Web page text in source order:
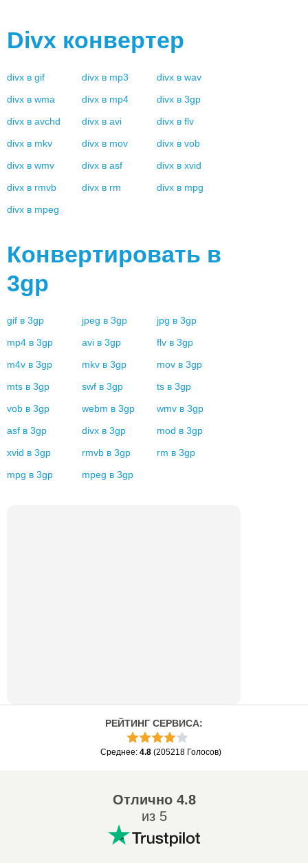
Divx конвертер
divx в gif divx в mp3 divx в wav
divx в wma divx в mp4 divx в 3gp
divx в avchd divx в avi divx в flv
divx в mkv divx в mov divx в vob
divx в wmv divx в asf divx в xvid
divx в rmvb divx в rm divx в mpg
divx в mpeg
Конвертировать в
3gp
gif в 3gp jpeg в 3gp jpg в 3gp
mp4 в 3gp avi в 3gp flv в 3gp
m4v в 3gp mkv в 3gp mov в 3gp
mts в 3gp swf в 3gp ts в 3gp
vob в 3gp webm в 3gp wmv в 3gp
asf в 3gp divx в 3gp mod в 3gp
xvid в 3gp rmvb в 3gp rm в 3gp
mpg в 3gp mpeg в 3gp
РЕЙТИНГ СЕРВИСА:
Среднее: 4.8 (205218 Голосов)
Отлично4.8
из 5